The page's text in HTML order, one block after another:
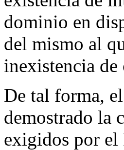
dominio en
del mismo al
inexistencia de
De tal forma,
demostrado la
exigidos por el